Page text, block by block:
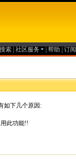
搜索 社区服务 帮助 订
如下几个原因:
此功能!!